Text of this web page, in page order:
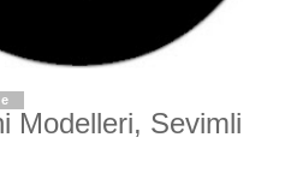
Modelleri, Sevimli